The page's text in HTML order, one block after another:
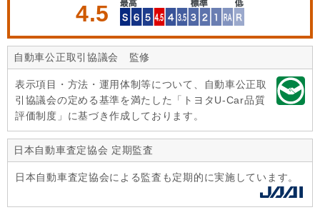
4.5
自動車公正取引協議会 監修
表示項目・方法・運用体制等について、自動車公正取
引協議会の定める基準を満たした「トヨタU-Car品質
評価制度」に基づき作成しております。
日本自動車査定協会 定期監査
日本自動車査定協会による監査も定期的に実施しています。